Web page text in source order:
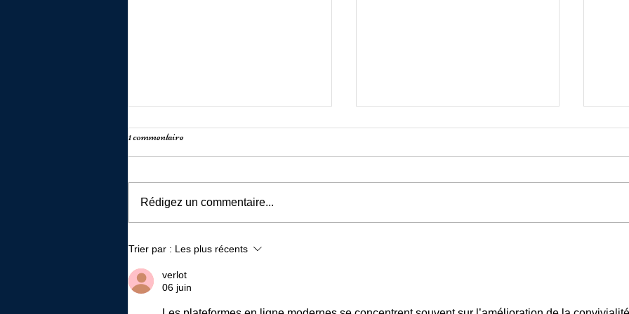
Comment gérer sa peur ou sa phobie
1 commentaire
Rédigez un commentaire...
Trier par : Les plus récents
verlot
06 juin